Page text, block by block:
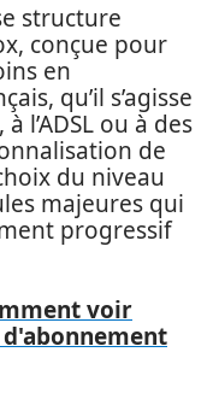
structure
conçue pour
en
qu’il s’agisse
l’ADSL ou à des
de
du niveau
majeures qui
progressif
voir